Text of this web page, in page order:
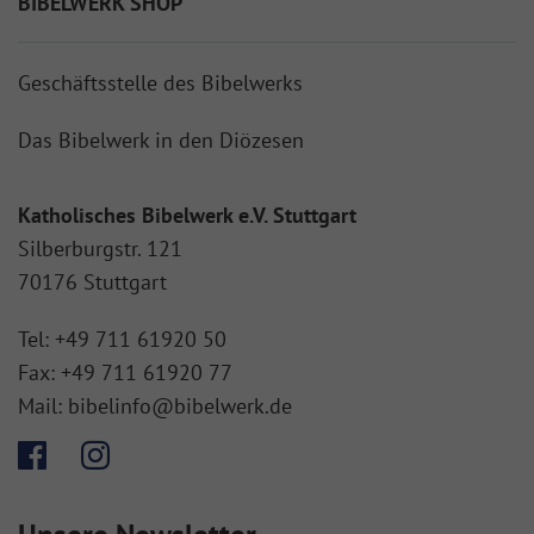
Geschäftsstelle des Bibelwerks
Das Bibelwerk in den Diözesen
Katholisches Bibelwerk e.V. Stuttgart
Silberburgstr. 121
70176 Stuttgart
Tel: +49 711 61920 50
Fax: +49 711 61920 77
Mail: bibelinfo@bibelwerk.de